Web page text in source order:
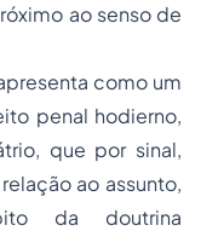
ao senso de
como um
penal hodierno,
que por sinal,
ao assunto,
da doutrina